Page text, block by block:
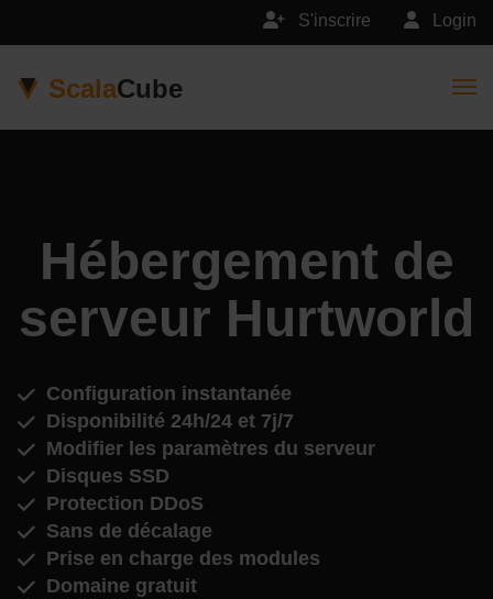
Login
S'inscrire
ScalaCube
Hébergement de
serveur Hurtworld
Configuration instantanée
Disponibilité 24h/24 et 7j/7
Modifier les paramètres du serveur
Disques SSD
Protection DDoS
Sans de décalage
Prise en charge des modules
Domaine gratuit